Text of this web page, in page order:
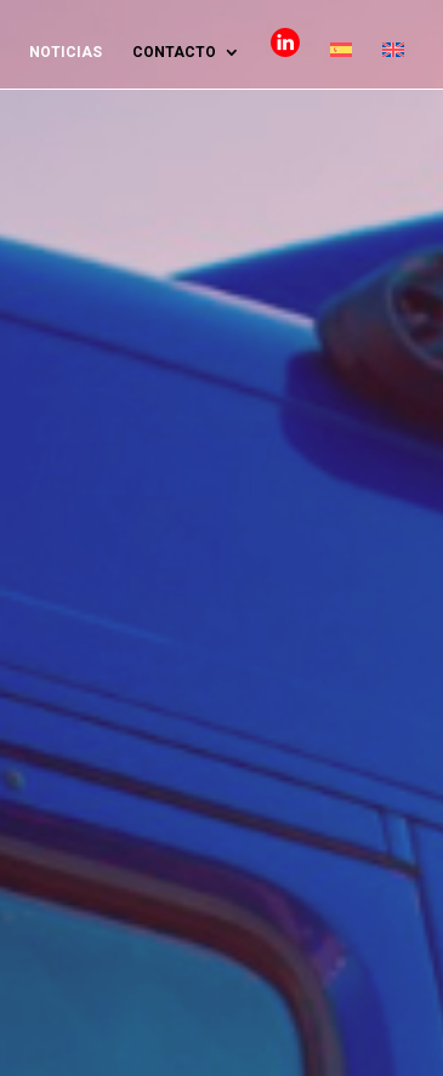
NOTICIAS CONTACTO